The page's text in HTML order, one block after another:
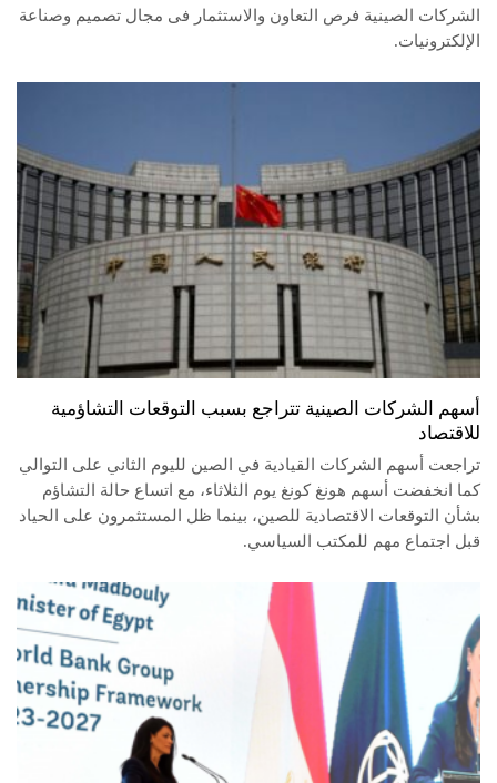
الشركات الصينية فرص التعاون والاستثمار فى مجال تصميم وصناعة
الإلكترونيات.
أسهم الشركات الصينية تتراجع بسبب التوقعات التشاؤمية
للاقتصاد
تراجعت أسهم الشركات القيادية في الصين لليوم الثاني على التوالي
كما انخفضت أسهم هونغ كونغ يوم الثلاثاء، مع اتساع حالة التشاؤم
بشأن التوقعات الاقتصادية للصين، بينما ظل المستثمرون على الحياد
قبل اجتماع مهم للمكتب السياسي.